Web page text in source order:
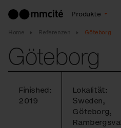
Produkte
Home Referenzen Göteborg
Göteborg
Finished:
2019
Lokalität:
Sweden,
Göteborg,